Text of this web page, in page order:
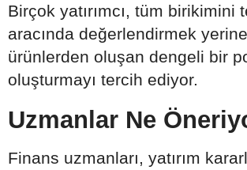
Birçok yatırımcı, tüm birikimini
aracında değerlendirmek
ürünlerden oluşan dengeli bir
oluşturmayı tercih ediyor.
Uzmanlar Ne
Finans uzmanları, yatırım